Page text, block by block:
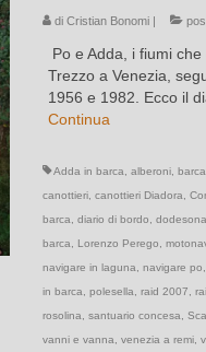
di Cristian Bonomi|
Po e Adda, i fiumi
Trezzo a Venezia,
1956 e 1982. Ecco il
Continua
Adda in barca alberoni,
canottieri, canottieri Diadora
barca
diario di bordo dodesona
barca
Lorenzo Perego
navigare in laguna
navigare po
in barca
polesella raid 2007
rosolina
santuario concesa
vanni e vanna
venezia a remi,